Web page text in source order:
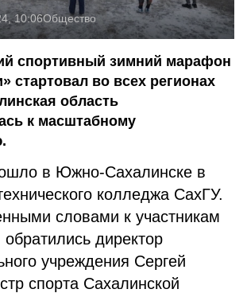
10:06Общество
спортивный зимний марафон
стартовал во всех регионах
область
к масштабному
в Южно-Сахалинске в
колледжа СахГУ.
словами к участникам
директор
учреждения Сергей
спорта Сахалинской